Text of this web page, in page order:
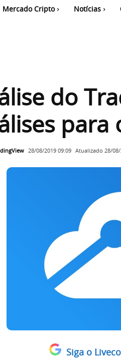
Mercado Cripto Notícias
do
para
28/08/2019 09:09 Atualizado 28/
Siga o